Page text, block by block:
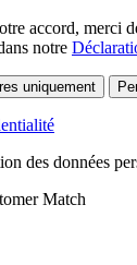
accord, merci
notre
uniquement
des données
Match